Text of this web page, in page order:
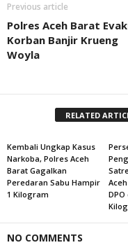
Previous article
Polres Aceh Barat
Korban Banjir Krueng
Woyla
RELATED
Kembali Ungkap Kasus
Narkoba, Polres Aceh
Barat Gagalkan
Peredaran Sabu Hampir
1 Kilogram
DPO
NO COMMENTS